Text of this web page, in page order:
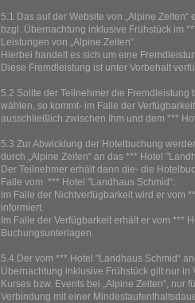
5.1 Das auf der Website von „Alpine
bzgl. Übernachtung inklusive Frühstück im
Leistungen von „Alpine Zeiten“.
Hierbei handelt es sich um eine
Diese Fremdleistung ist unter Vorbehalt
5.2 Sollte der Teilnehmer die
wählen, so kommt- im Falle der
ausschließlich zwischen Ihm und dem ***
5.3 Zur Abwicklung der Hotelbuchung
durch „Alpine Zeiten“ an das *** Hotel
Der Teilnehmer erhält dann die- die
Falle vom *** Hotel "Landhaus Schmid“:
Im Falle der Nichtverfügbarkeit wird er vom
informiert.
Im Falle der Verfügbarkeit erhält er vom ***
Buchungsunterlagen.
5.4 Der vom *** Hotel "Landhaus Schmid“
Übernachtung inklusive Frühstück gilt nur
Kurses bzw. Events bei „Alpine Zeiten“,
Verbindung mit einer